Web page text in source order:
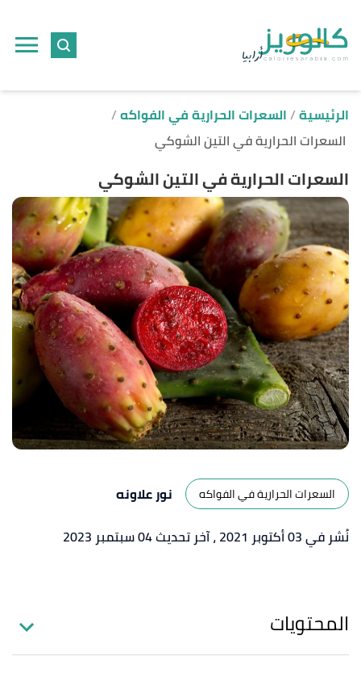
الرئيسية السعرات الحرارية في الفواكه
السعرات الحرارية في التين الشوكي
السعرات الحرارية في التين الشوكي
السعرات الحرارية في الفواكه
نور علاونه
نُشر في 03 أكتوبر 2021
، آخر تحديث 04 سبتمبر 2023
المحتويات